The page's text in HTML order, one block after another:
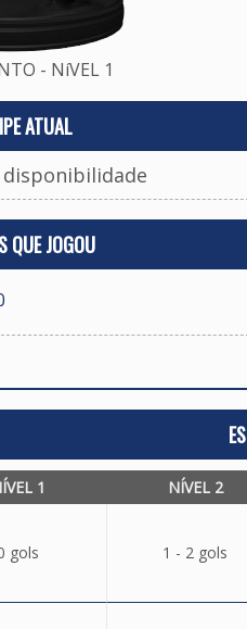
- NíVEL 1
ATUAL
QUE JOGOU
1 NÍVEL 2
gols 1 - 2 gols